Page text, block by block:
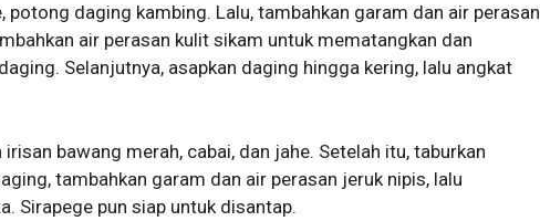
potong daging kambing. Lalu, tambahkan garam dan air perasan
air perasan kulit sikam untuk mematangkan dan
Selanjutnya, asapkan daging hingga kering, lalu angkat
irisan bawang merah, cabai, dan jahe. Setelah itu, taburkan
tambahkan garam dan air perasan jeruk nipis, lalu
Sirapege pun siap untuk disantap.